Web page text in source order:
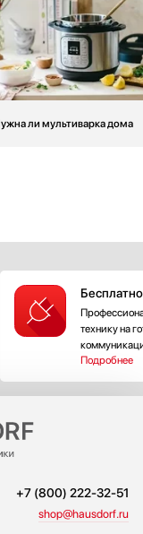
ли мультиварка дома
технику на
Подробнее
+7 (800) 222-32-51
shop@hausdorf.ru